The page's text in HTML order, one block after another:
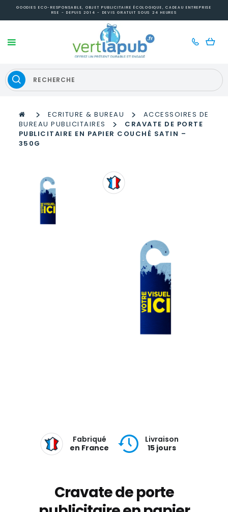
GOODIES ECO-RESPONSABLE, OBJET PUBLICITAIRE ÉCOLOGIQUE, CADEAU ENTREPRISE
RSE - DEPUIS 2014 - DEVIS GRATUIT SOUS 24 HEURES
> ECRITURE & BUREAU >
ACCESSOIRES DE
BUREAU PUBLICITAIRES
>
CRAVATE DE PORTE
PUBLICITAIRE EN PAPIER COUCHÉ SATIN –
350G
Fabriqué
en France
Livraison
15 jours
Cravate de porte